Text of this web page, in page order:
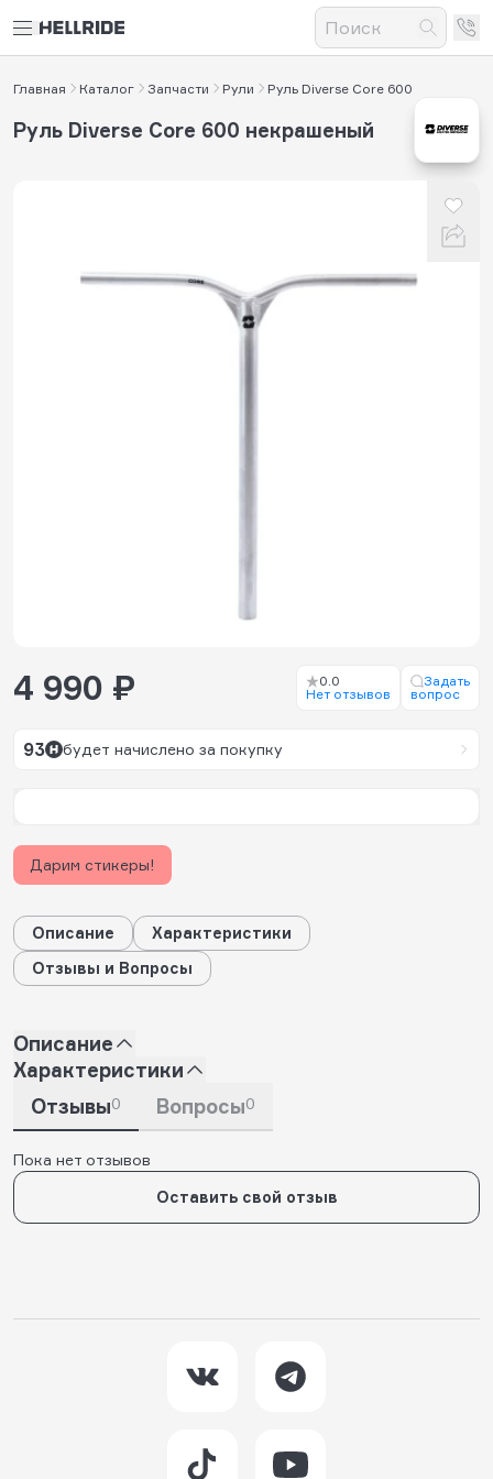
Главная Каталог Запчасти Рули Руль Diverse Core 600
Руль Diverse Core 600 некрашеный
4 990 ₽
0.0
Нет отзывов
Задать
вопрос
93 будет начислено за покупку
Дарим стикеры!
Описание
Характеристики
Отзывы и Вопросы
Описание
Характеристики
Отзывы0 Вопросы0
Пока нет отзывов
Оставить свой отзыв